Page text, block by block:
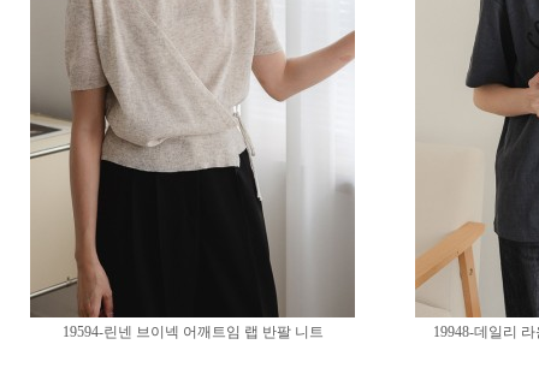
19594-린넨 브이넥 어깨트임 랩 반팔 니트 19948-데일리